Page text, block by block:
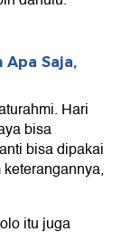
Apa Saja,
Hari
bisa
bisa dipakai
itu juga